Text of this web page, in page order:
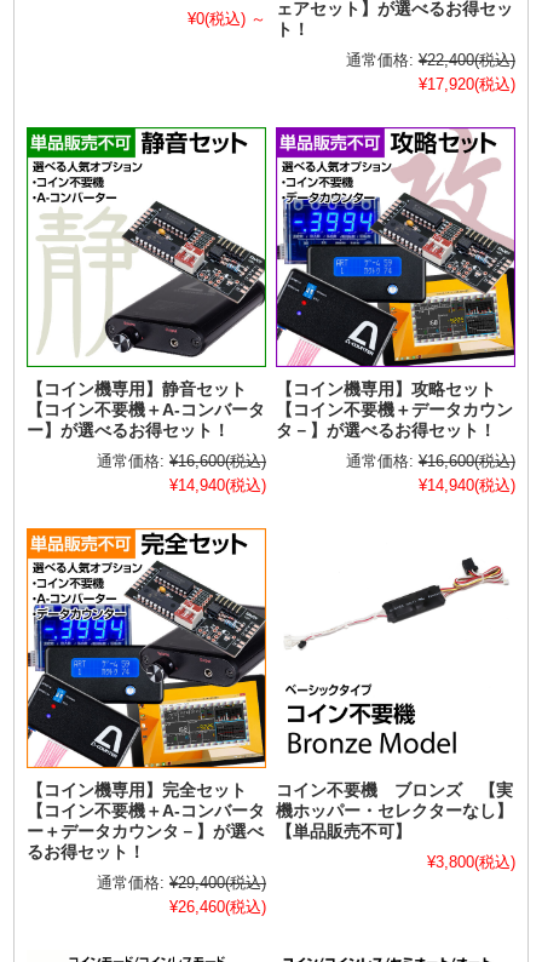
¥0(税込) ～
ェアセット】が選べるお得セッ
ト！
通常価格: ¥22,400(税込)
¥17,920(税込)
【コイン機専用】静音セット
【コイン不要機＋A-コンバータ
ー】が選べるお得セット！
通常価格: ¥16,600(税込)
¥14,940(税込)
【コイン機専用】攻略セット
【コイン不要機＋データカウン
タ－】が選べるお得セット！
通常価格: ¥16,600(税込)
¥14,940(税込)
【コイン機専用】完全セット
【コイン不要機＋A-コンバータ
ー＋データカウンタ－】が選べ
るお得セット！
通常価格: ¥29,400(税込)
¥26,460(税込)
コイン不要機 ブロンズ 【実
機ホッパー・セレクターなし】
【単品販売不可】
¥3,800(税込)